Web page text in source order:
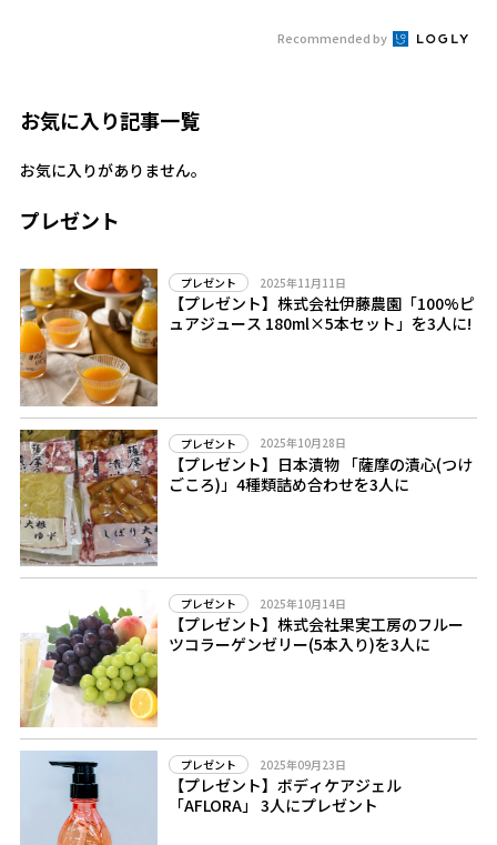
Recommended by
お気に入り記事一覧
お気に入りがありません。
プレゼント
プレゼント 2025年11月11日
【プレゼント】株式会社伊藤農園「100%ピ
ュアジュース 180ml×5本セット」を3人に!
プレゼント 2025年10月28日
【プレゼント】日本漬物 「薩摩の漬心(つけ
ごころ)」4種類詰め合わせを3人に
プレゼント 2025年10月14日
【プレゼント】株式会社果実工房のフルー
ツコラーゲンゼリー(5本入り)を3人に
プレゼント 2025年09月23日
【プレゼント】ボディケアジェル
「AFLORA」 3人にプレゼント